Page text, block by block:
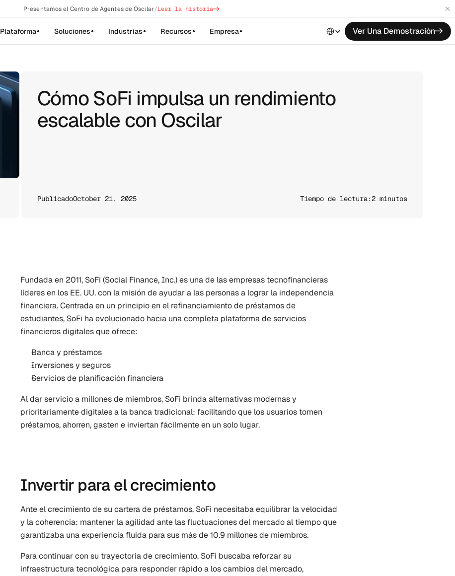
Presentamos el Centro de Agentes de Oscilar/Leer la historia->
Plataforma Soluciones Industrias Recursos Empresa
Select LanguageVer Una Demostración->
Cómo SoFi impulsa un rendimiento
escalable con Oscilar
PublicadoOctober 21, 2025 Tiempo de lectura:2 minutos
Fundada en 2011, SoFi (Social Finance, Inc.) es una de las empresas tecnofinancieras
líderes en los EE. UU. con la misión de ayudar a las personas a lograr la independencia
financiera. Centrada en un principio en el refinanciamiento de préstamos de
estudiantes, SoFi ha evolucionado hacia una completa plataforma de servicios
financieros digitales que ofrece:
Banca y préstamos
Inversiones y seguros
Servicios de planificación financiera
Al dar servicio a millones de miembros, SoFi brinda alternativas modernas y
prioritariamente digitales a la banca tradicional: facilitando que los usuarios tomen
préstamos, ahorren, gasten e inviertan fácilmente en un solo lugar.
Invertir para el crecimiento
Ante el crecimiento de su cartera de préstamos, SoFi necesitaba equilibrar la velocidad
y la coherencia: mantener la agilidad ante las fluctuaciones del mercado al tiempo que
garantizaba una experiencia fluida para sus más de 10.9 millones de miembros.
Para continuar con su trayectoria de crecimiento, SoFi buscaba reforzar su
infraestructura tecnológica para responder rápido a los cambios del mercado,